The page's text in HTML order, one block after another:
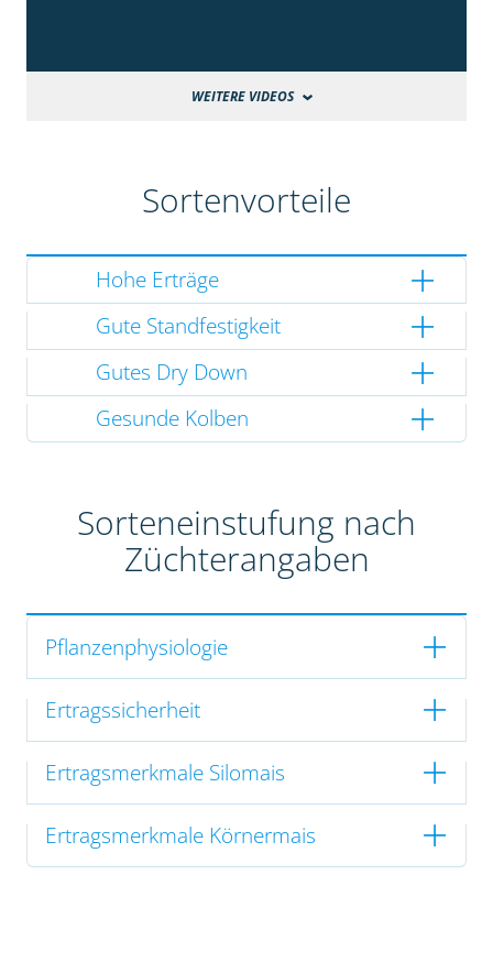
WEITERE VIDEOS
Sortenvorteile
Hohe Erträge
Gute Standfestigkeit
Gutes Dry Down
Gesunde Kolben
Sorteneinstufung nach
Züchterangaben
Pflanzenphysiologie
Ertragssicherheit
Ertragsmerkmale Silomais
Ertragsmerkmale Körnermais